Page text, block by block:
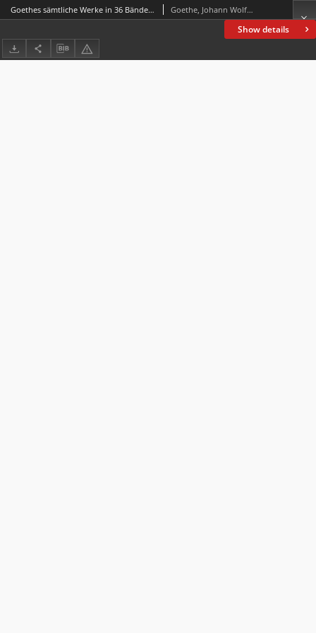
Show details
Goethes sämtliche Werke in 36 Bänden. Bd. 18, Wilhelm Meisters Wanderjahre Goethe, Johann Wolfgang von (1749-1832)